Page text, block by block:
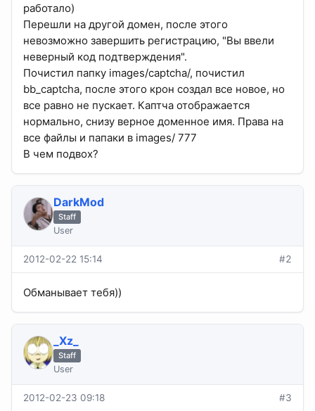
работало)
Перешли на другой домен, после этого
невозможно завершить регистрацию, "Вы ввели
неверный код подтверждения".
Почистил папку images/captcha/, почистил
bb_captcha, после этого крон создал все новое, но
все равно не пускает. Каптча отображается
нормально, снизу верное доменное имя. Права на
все файлы и папаки в images/ 777
В чем подвох?
DarkMod
Staff
User
2012-02-22 15:14 #2
Обманывает тебя))
_Xz_
Staff
User
2012-02-23 09:18 #3